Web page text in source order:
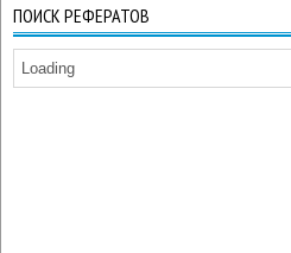
ПОИСК РЕФЕРАТОВ
Loading